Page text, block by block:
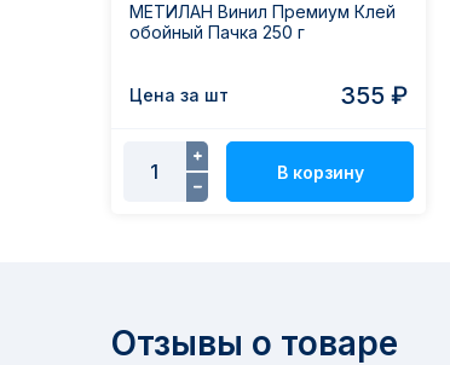
МЕТИЛАН Винил Премиум Клей
обойный Пачка 250 г
Цена за шт 355 ₽
В корзину
Отзывы о товаре